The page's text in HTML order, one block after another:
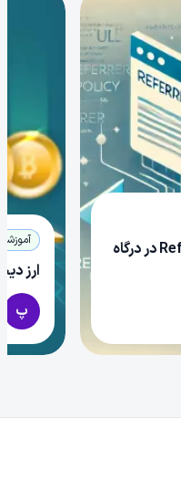
مسیر ارجاع دهنده یا Referrer URL در درگاه
آموزشی
ارز
پ